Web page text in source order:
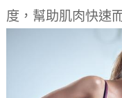
度，幫助肌肉快速